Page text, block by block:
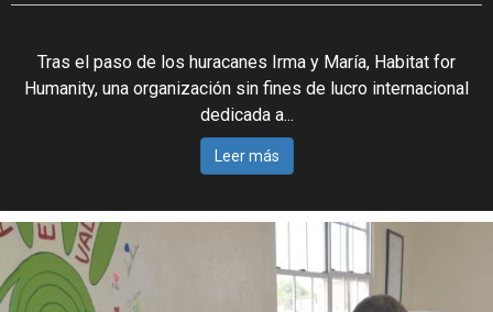
Tras el paso de los huracanes Irma y María, Habitat for
Humanity, una organización sin fines de lucro internacional
dedicada a...
Leer más